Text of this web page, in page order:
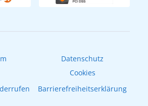
Datenschutz
Cookies
Barrierefreiheitserklärung